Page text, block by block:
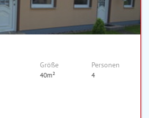
Größe
40m²
Personen
4